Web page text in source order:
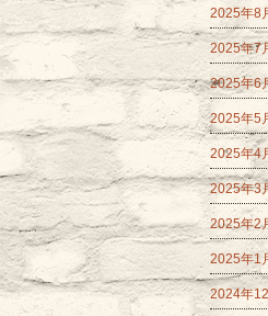
2025年8
2025年7
2025年6
2025年5
2025年4
2025年3
2025年2
2025年1
2024年